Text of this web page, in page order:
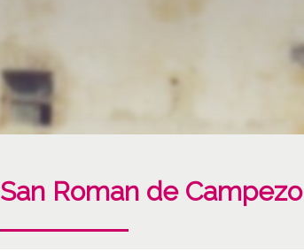
San Roman de Campezo